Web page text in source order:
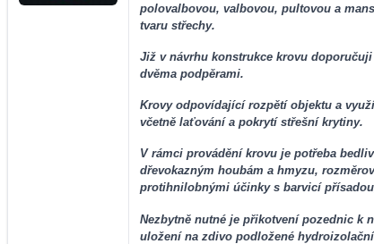
polovalbovou, valbovou, pultovou a
tvaru střechy.
Již v návrhu konstrukce krovu
dvěma podpěrami.
Krovy odpovídající rozpětí objektu a
včetně laťování a pokrytí střešní krytiny.
V rámci provádění krovu je potřeba
dřevokazným houbám a hmyzu,
protihnilobnými účinky s barvicí
Nezbytně nutné je přikotvení pozednic k
uložení na zdivo podložené